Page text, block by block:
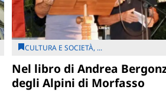
CULTURA E SOCIETÀ, ...
Nel libro di Andrea
degli Alpini di Morfasso